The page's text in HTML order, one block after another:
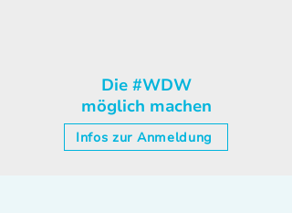
Die #WDW
möglich machen
Infos zur Anmeldung